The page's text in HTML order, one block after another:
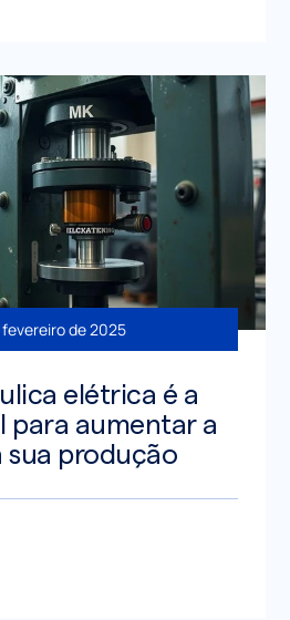
de 2025
elétrica é a
para aumentar a
sua produção